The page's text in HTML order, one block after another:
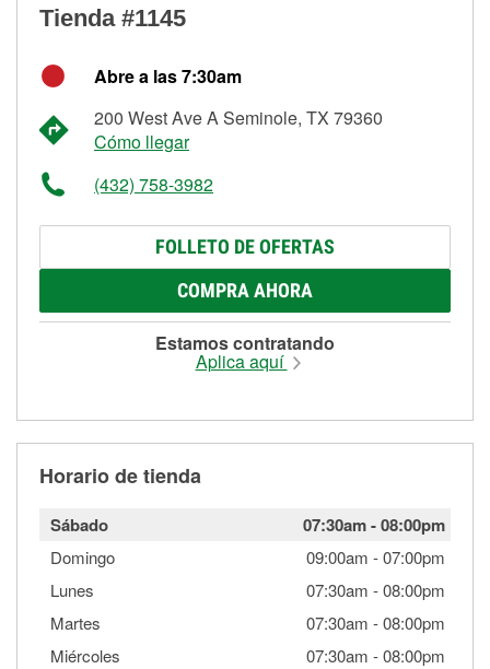
Tienda #1145
Abre a las 7:30am
200 West Ave A Seminole, TX 79360
Cómo llegar
(432) 758-3982
FOLLETO DE OFERTAS
COMPRA AHORA
Estamos contratando
Aplica aquí
Horario de tienda
Sábado 07:30am-08:00pm
Domingo 09:00am -07:00pm
Lunes
07:30am -08:00pm
Martes
07:30am -08:00pm
Miércoles
07:30am -08:00pm